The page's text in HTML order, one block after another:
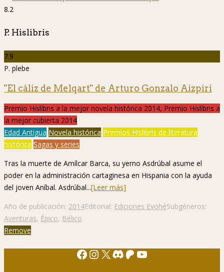
8.2
P. Hislibris
7.9
P. plebe
"El cáliz de Melqart" de Arturo Gonzalo Aizpiri
Premio Hislibris a la mejor novela histórica 2014, Premio Hislibris a
la mejor cubierta 2014
Edad Antigua Novela histórica Premios Hislibris de literatura
histórica Sagas y series
Tras la muerte de Amílcar Barca, su yerno Asdrúbal asume el
poder en la administración cartaginesa en Hispania con la ayuda
del joven Aníbal. Asdrúbal...[Leer más]
Año de publicación: 2014Editorial: Ediciones EvohéSubgéneros:
Aventuras, Épico, Bélico
Remove
Facebook
Instagram
X Discord
Patreon
YouTube